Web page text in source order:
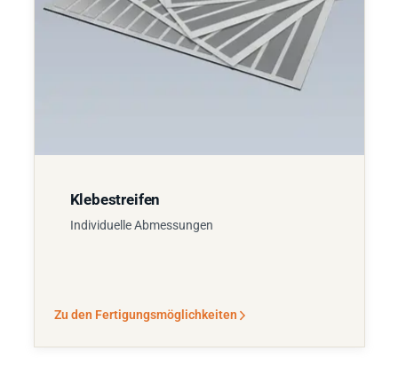
Klebestreifen
Individuelle Abmessungen
Zu den Fertigungsmöglichkeiten